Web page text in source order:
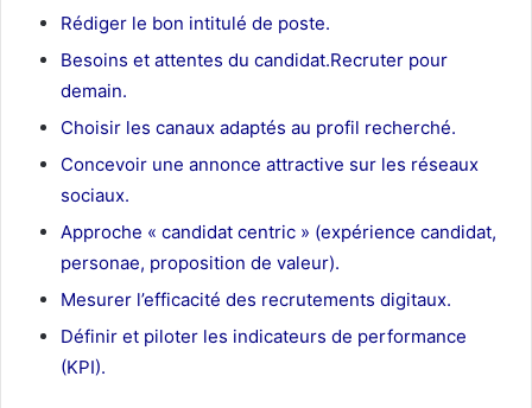
Rédiger le bon intitulé de poste.
Besoins et attentes du candidat.Recruter pour
demain.
Choisir les canaux adaptés au profil recherché.
Concevoir une annonce attractive sur les réseaux
sociaux.
Approche « candidat centric » (expérience candidat,
personae, proposition de valeur).
Mesurer l’efficacité des recrutements digitaux.
Définir et piloter les indicateurs de performance
(KPI).